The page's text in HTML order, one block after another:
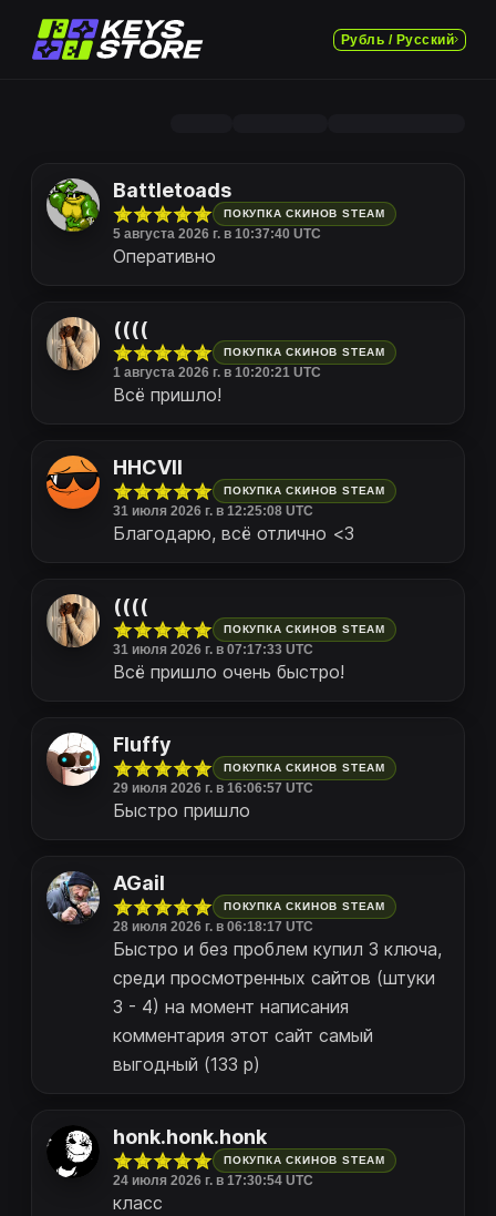
Рубль / Русский
Battletoads
ПОКУПКА СКИНОВ STEAM
5 августа 2026 г. в 10:37:40 UTC
Оперативно
((((
ПОКУПКА СКИНОВ STEAM
1 августа 2026 г. в 10:20:21 UTC
Всё пришло!
HHCVII
ПОКУПКА СКИНОВ STEAM
31 июля 2026 г. в 12:25:08 UTC
Благодарю, всё отлично <3
((((
ПОКУПКА СКИНОВ STEAM
31 июля 2026 г. в 07:17:33 UTC
Всё пришло очень быстро!
Fluffy
ПОКУПКА СКИНОВ STEAM
29 июля 2026 г. в 16:06:57 UTC
Быстро пришло
AGail
ПОКУПКА СКИНОВ STEAM
28 июля 2026 г. в 06:18:17 UTC
Быстро и без проблем купил 3 ключа,
среди просмотренных сайтов (штуки
3 - 4) на момент написания
комментария этот сайт самый
выгодный (133 р)
honk.honk.honk
ПОКУПКА СКИНОВ STEAM
24 июля 2026 г. в 17:30:54 UTC
класс